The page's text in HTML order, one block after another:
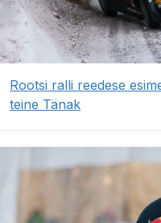
Rootsi ralli reedese
teine Tänak